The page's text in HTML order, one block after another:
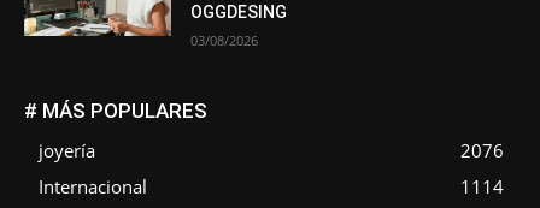
OGGDESING
03/08/2026
# MÁS POPULARES
joyería
2076
Internacional
1114